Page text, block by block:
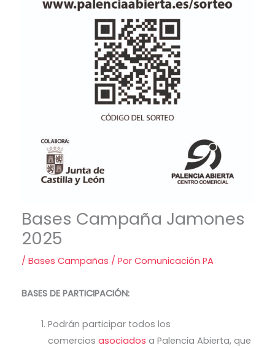
Bases Campaña Jamones
2025
/ Bases Campañas / Por Comunicación PA
BASES DE PARTICIPACIÓN:
Podrán participar todos los
comerciosasociadosa Palencia Abierta, que